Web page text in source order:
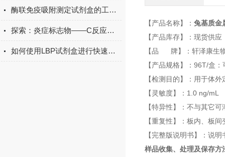
酶联免疫吸附测定试剂盒的工作原理与应用
探索：炎症标志物——C反应蛋白的生物学功能
如何使用LBP试剂盒进行快速检测？
【产品名称】： 兔基质金
【产品库存】：现货供应
【品 牌】：轩泽康生
【产品规格】：96T/盒
【检测目的】：用于体
【灵敏度】：1.0 ng/mL
【特异性】：不与其它
【重复性】：板内、板
【完整版说明书】：说
样品收集、处理及保存方